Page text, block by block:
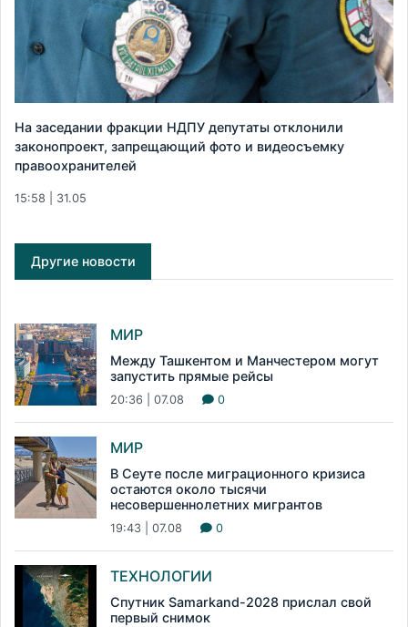
На заседании фракции НДПУ депутаты отклонили
законопроект, запрещающий фото и видеосъемку
правоохранителей
15:58 | 31.05
Другие новости
МИР
Между Ташкентом и Манчестером могут
запустить прямые рейсы
20:36 | 07.08 0
МИР
В Сеуте после миграционного кризиса
остаются около тысячи
несовершеннолетних мигрантов
19:43 | 07.08 0
ТЕХНОЛОГИИ
Спутник Samarkand-2028 прислал свой
первый снимок